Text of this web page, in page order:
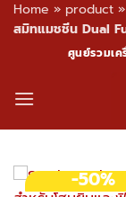
Home » product »
สมิทแมชชีน Dual
content
ศูนย์รวมเ
-50%